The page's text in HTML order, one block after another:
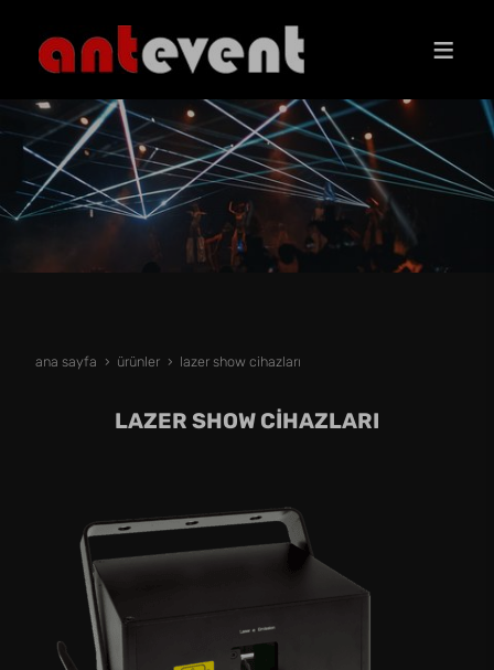
ana sayfa ürünler lazer show ci̇hazlari
LAZER SHOW CİHAZLARI